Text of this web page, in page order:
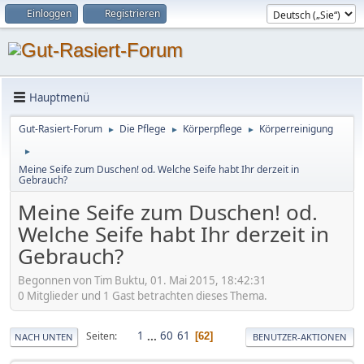
Einloggen Registrieren
Hauptmenü
Gut-Rasiert-Forum ► Die Pflege ► Körperpflege ► Körperreinigung
►
Meine Seife zum Duschen! od. Welche Seife habt Ihr derzeit in
Gebrauch?
Meine Seife zum Duschen! od.
Welche Seife habt Ihr derzeit in
Gebrauch?
Begonnen von Tim Buktu, 01. Mai 2015, 18:42:31
0 Mitglieder und 1 Gast betrachten dieses Thema.
NACH UNTEN Seiten 1 ... 60 61 62 BENUTZER-AKTIONEN